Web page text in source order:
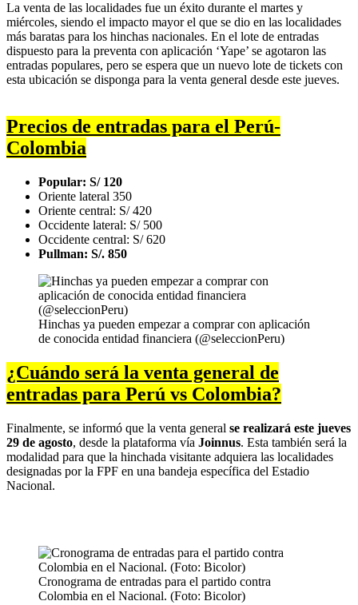
La venta de las localidades fue un éxito durante el martes y
miércoles, siendo el impacto mayor el que se dio en las localidades
más baratas para los hinchas nacionales. En el lote de entradas
dispuesto para la preventa con aplicación ‘Yape’ se agotaron las
entradas populares, pero se espera que un nuevo lote de tickets con
esta ubicación se disponga para la venta general desde este jueves.
Precios de entradas para el Perú-
Colombia
Popular: S/ 120
Oriente lateral 350
Oriente central: S/ 420
Occidente lateral: S/ 500
Occidente central: S/ 620
Pullman: S/. 850
Hinchas ya pueden empezar a comprar con aplicación
de conocida entidad financiera (@seleccionPeru)
¿Cuándo será la venta general de
entradas para Perú vs Colombia?
Finalmente, se informó que la venta general se realizará este jueves
29 de agosto, desde la plataforma vía Joinnus. Esta también será la
modalidad para que la hinchada visitante adquiera las localidades
designadas por la FPF en una bandeja específica del Estadio
Nacional.
Cronograma de entradas para el partido contra
Colombia en el Nacional. (Foto: Bicolor)